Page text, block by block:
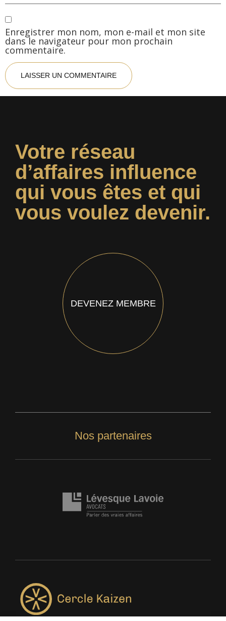
Enregistrer mon nom, mon e-mail et mon site
dans le navigateur pour mon prochain
commentaire.
Votre réseau
d’affaires influence
qui vous êtes et qui
vous voulez devenir.
DEVENEZ MEMBRE
Nos partenaires